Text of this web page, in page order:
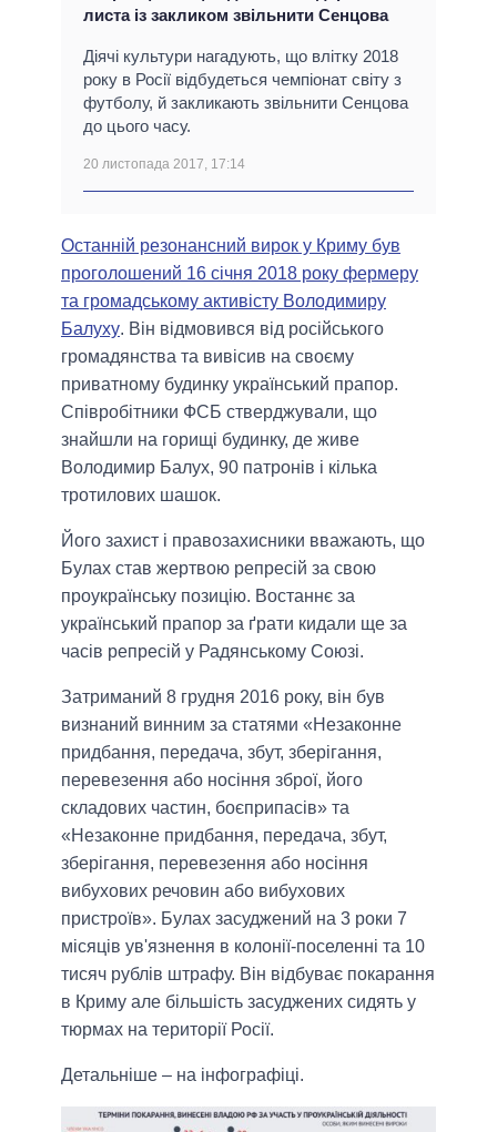
листа із закликом звільнити Сенцова
Діячі культури нагадують, що влітку 2018
року в Росії відбудеться чемпіонат світу з
футболу, й закликають звільнити Сенцова
до цього часу.
20 листопада 2017, 17:14
Останній резонансний вирок у Криму був
проголошений 16 січня 2018 року фермеру
та громадському активісту Володимиру
Балуху. Він відмовився від російського
громадянства та вивісив на своєму
приватному будинку український прапор.
Співробітники ФСБ стверджували, що
знайшли на горищі будинку, де живе
Володимир Балух, 90 патронів і кілька
тротилових шашок.
Його захист і правозахисники вважають, що
Булах став жертвою репресій за свою
проукраїнську позицію. Востаннє за
український прапор за ґрати кидали ще за
часів репресій у Радянському Союзі.
Затриманий 8 грудня 2016 року, він був
визнаний винним за статями «Незаконне
придбання, передача, збут, зберігання,
перевезення або носіння зброї, його
складових частин, боєприпасів» та
«Незаконне придбання, передача, збут,
зберігання, перевезення або носіння
вибухових речовин або вибухових
пристроїв». Булах засуджений на 3 роки 7
місяців ув'язнення в колонії-поселенні та 10
тисяч рублів штрафу. Він відбуває покарання
в Криму але більшість засуджених сидять у
тюрмах на території Росії.
Детальніше – на інфографіці.